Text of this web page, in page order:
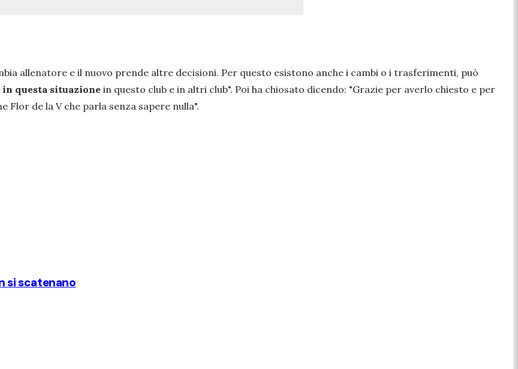
allenatore e il nuovo prende altre decisioni. Per questo esistono anche i cambi o i trasferimenti, può
questa situazione in questo club e in altri club". Poi ha chiosato dicendo: "Grazie per averlo chiesto e per
Flor de la V che parla senza sapere nulla".
si scatenano